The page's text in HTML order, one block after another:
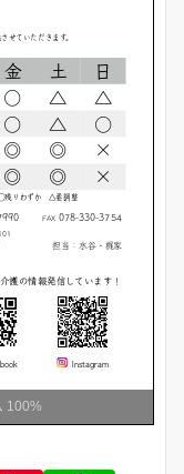
100%